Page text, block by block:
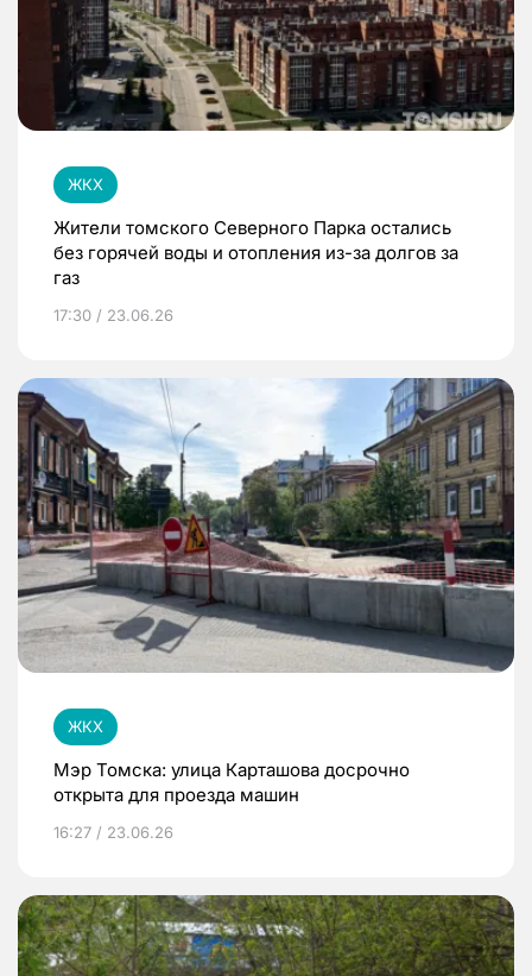
ЖКХ
Жители томского Северного Парка остались
без горячей воды и отопления из-за долгов за
газ
17:30 / 23.06.26
ЖКХ
Мэр Томска: улица Карташова досрочно
открыта для проезда машин
16:27 / 23.06.26